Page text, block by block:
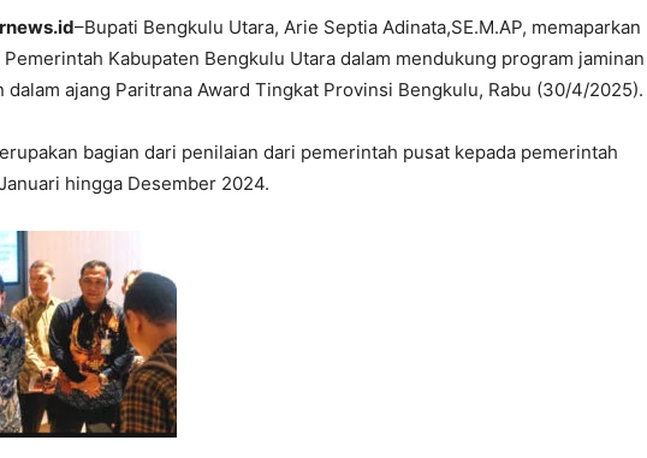
–Bupati Bengkulu Utara, Arie Septia Adinata,SE.M.AP, memaparkan
Kabupaten Bengkulu Utara dalam mendukung program jaminan
dalam ajang Paritrana Award Tingkat Provinsi Bengkulu, Rabu (30/4/2025).
bagian dari penilaian dari pemerintah pusat kepada pemerintah
hingga Desember 2024.